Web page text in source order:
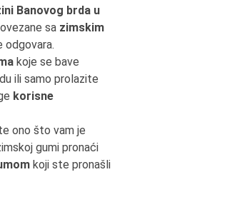
Banovog brda u
sa zimskim
odgovara.
koje se bave
ili samo prolazite
korisne
ono što vam je
gumi pronaći
koji ste pronašli